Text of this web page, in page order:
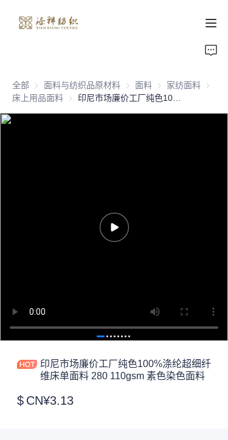
全部 面料与纺织品原材料 面料与纺织品原材料
面料 面料家纺面料 家纺面
床上用品面料 床上用品面料
印尼市场廉价工厂纯色100%涤纶超细纤
维床单面料 280 110gsm 素色染色面料
$ CN¥3.13
关于我们